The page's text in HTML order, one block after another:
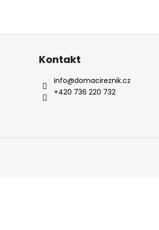
Kontakt
info@domacireznik.cz
+420 736 220 732